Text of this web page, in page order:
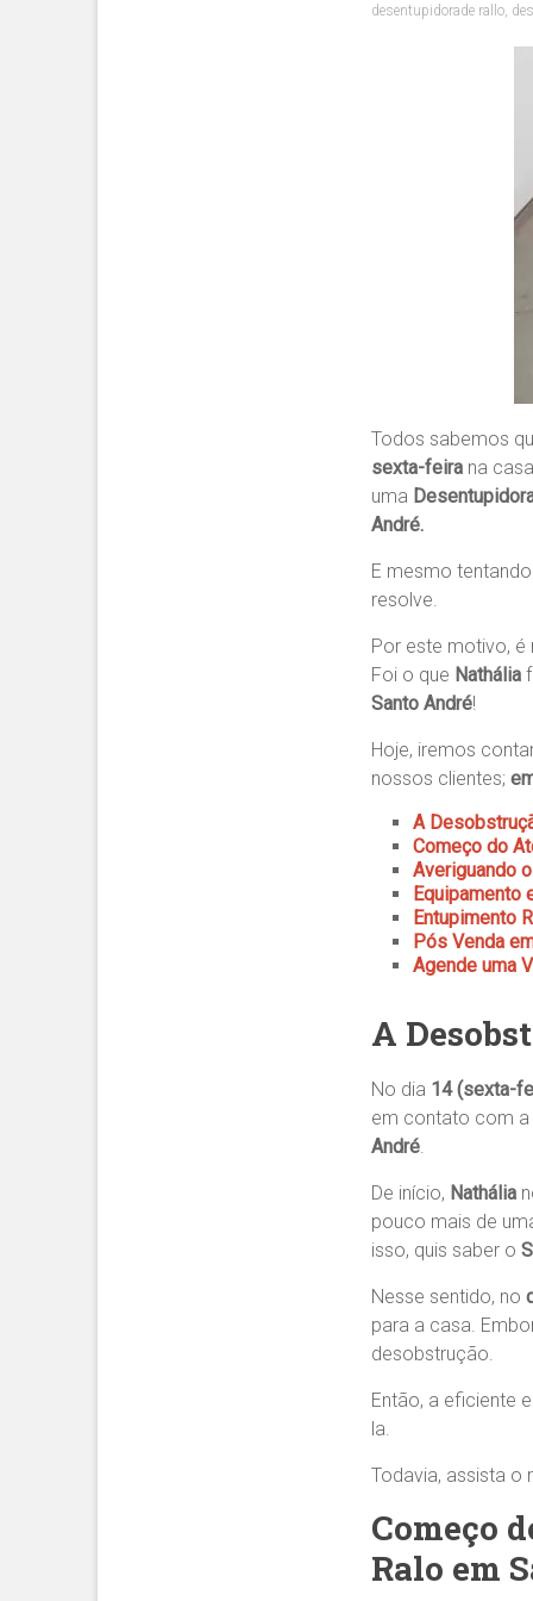
desentupidorade rallo,
Todos sabemos
sexta-feira na
uma
André.
E mesmo
resolve.
Por este motivo,
Foi o que Nathália
Santo André!
Hoje, iremos
nossos clientes;
A
Começo do
Averiguando
Equipamento
Entupimento
Pós Venda
Agende uma
A
No dia 14 (sexta-
em contato com a
André.
De início, Nathália
pouco mais de
isso, quis saber o
Nesse sentido, no
para a casa.
desobstrução.
Então, a eficiente
la.
Todavia, assista o
Começo
Ralo em